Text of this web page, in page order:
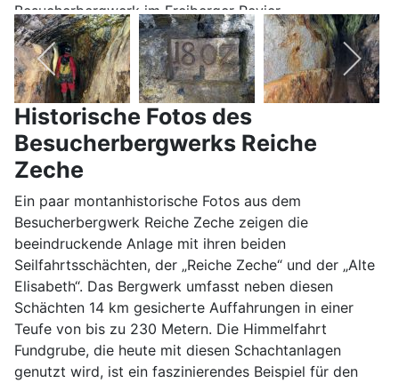
Besucherbergwerk im Freiberger Revier
Historische Fotos des
Besucherbergwerks Reiche
Zeche
Ein paar montanhistorische Fotos aus dem
Besucherbergwerk Reiche Zeche zeigen die
beeindruckende Anlage mit ihren beiden
Seilfahrtsschächten, der „Reiche Zeche“ und der „Alte
Elisabeth“. Das Bergwerk umfasst neben diesen
Schächten 14 km gesicherte Auffahrungen in einer
Teufe von bis zu 230 Metern. Die Himmelfahrt
Fundgrube, die heute mit diesen Schachtanlagen
genutzt wird, ist ein faszinierendes Beispiel für den